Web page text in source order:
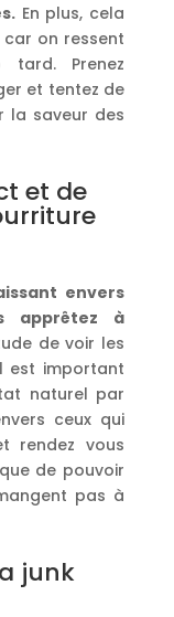
En plus, cela
on ressent
Prenez
et tentez de
la saveur des
et de
envers
apprêtez à
de voir les
est important
naturel par
ceux qui
rendez vous
de pouvoir
pas à
junk